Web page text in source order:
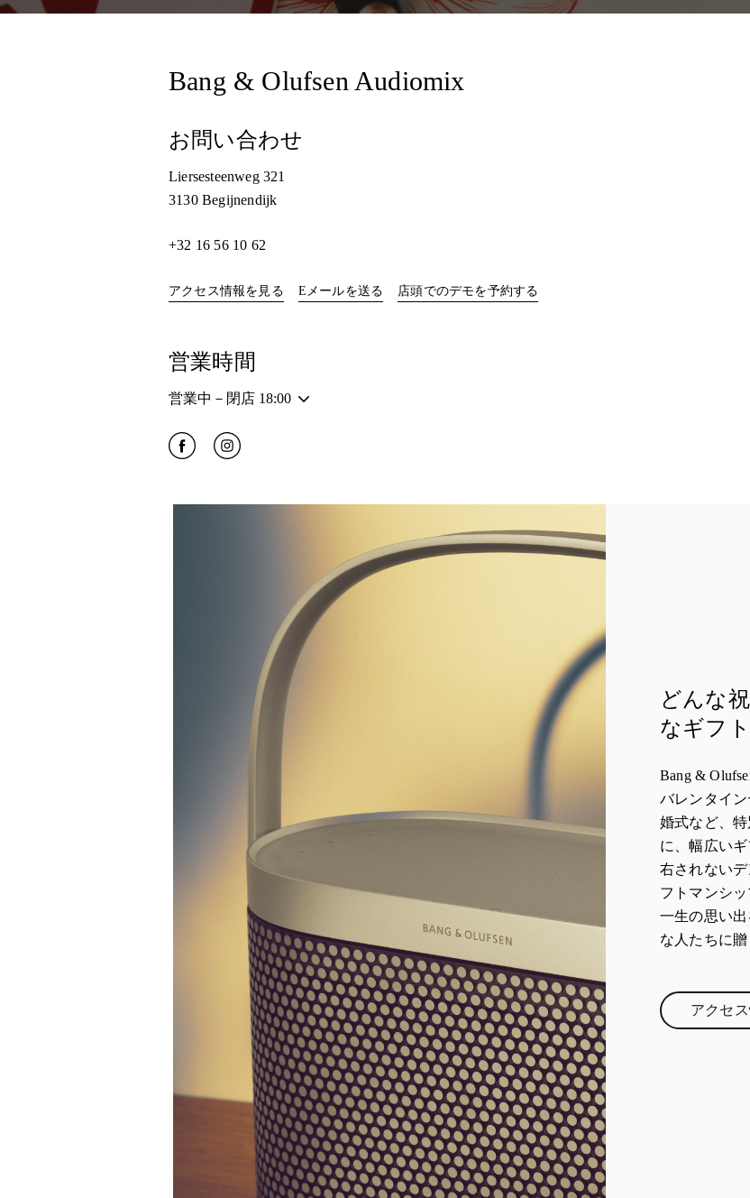
Bang & Olufsen Audiomix
お問い合わせ
Liersesteenweg 321
3130 Begijnendijk
+32 16 56 10 62
アクセス情報を見る Link Opens in New Tab
Eメールを送る 店頭でのデモを予約する
営業時間
営業中－閉店 18:00
Click to open Facebook
Link Opens in New Tab
Click to open Instagram
Link Opens in New Tab
どんな
なギフト
Bang &
バレンタイ
婚式など、
に、幅広い
右されない
フトマンシ
一生の思い
な人たちに贈
アクセ